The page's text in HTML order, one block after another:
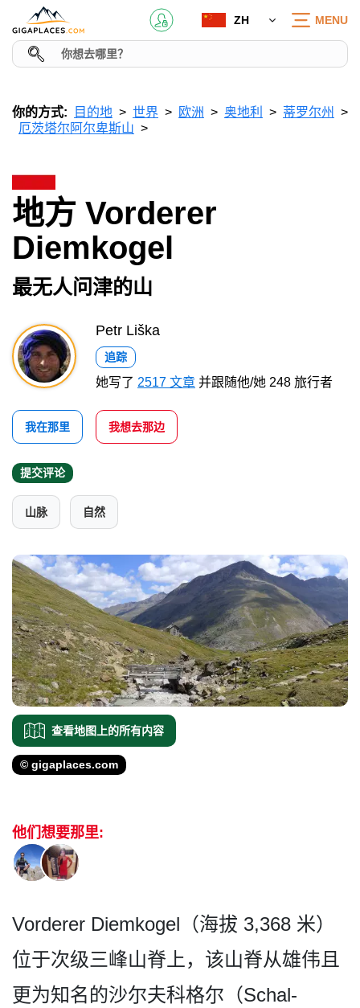
ZH MENU
你的方式: 目的地 世界 欧洲 奥地利
蒂罗尔州
厄茨塔尔阿尔卑斯山
地方 Vorderer
Diemkogel
最无人问津的山
Petr Liška
追踪
她写了 2517 文章 并跟随他/她 248 旅行者
我在那里 我想去那边
提交评论
山脉 自然
查看地图上的所有内容
© gigaplaces.com
他们想要那里:
Vorderer Diemkogel（海拔 3,368 米）
位于次级三峰山脊上，该­山脊从雄伟且
更为知名的沙尔夫科格尔（Schal­